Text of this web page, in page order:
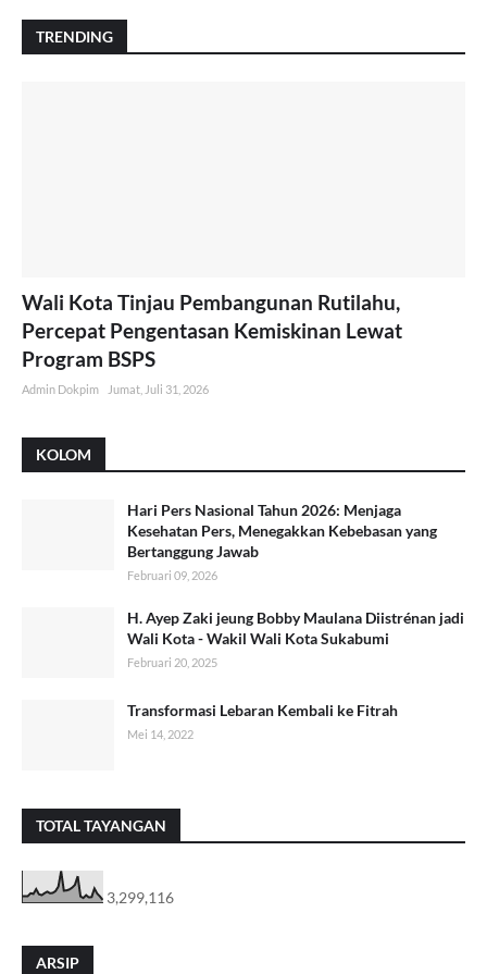
TRENDING
Wali Kota Tinjau Pembangunan Rutilahu,
Percepat Pengentasan Kemiskinan Lewat
Program BSPS
Admin Dokpim Jumat, Juli 31, 2026
KOLOM
Hari Pers Nasional Tahun 2026: Menjaga
Kesehatan Pers, Menegakkan Kebebasan yang
Bertanggung Jawab
Februari 09, 2026
H. Ayep Zaki jeung Bobby Maulana Diistrénan jadi
Wali Kota - Wakil Wali Kota Sukabumi
Februari 20, 2025
Transformasi Lebaran Kembali ke Fitrah
Mei 14, 2022
TOTAL TAYANGAN
3,299,116
ARSIP